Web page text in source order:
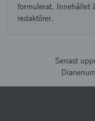
formulerat. Innehållet
redaktörer.
Senast